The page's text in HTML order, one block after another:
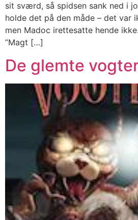
sit sværd, så spidsen sank ned i
holde det på den måde – det var
men Madoc irettesatte hende
”Magt […]
De glemte